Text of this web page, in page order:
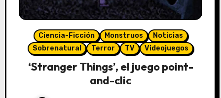
Ciencia-Ficción Monstruos
Noticias
Sobrenatural
Terror TV Videojuegos
‘Stranger Things’, el juego point-
and-clic